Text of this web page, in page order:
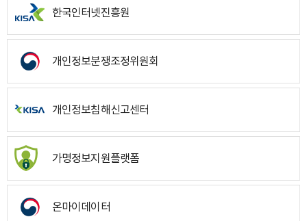
한국인터넷진흥원
개인정보분쟁조정위원회
개인정보침해신고센터
가명정보지원플랫폼
온마이데이터